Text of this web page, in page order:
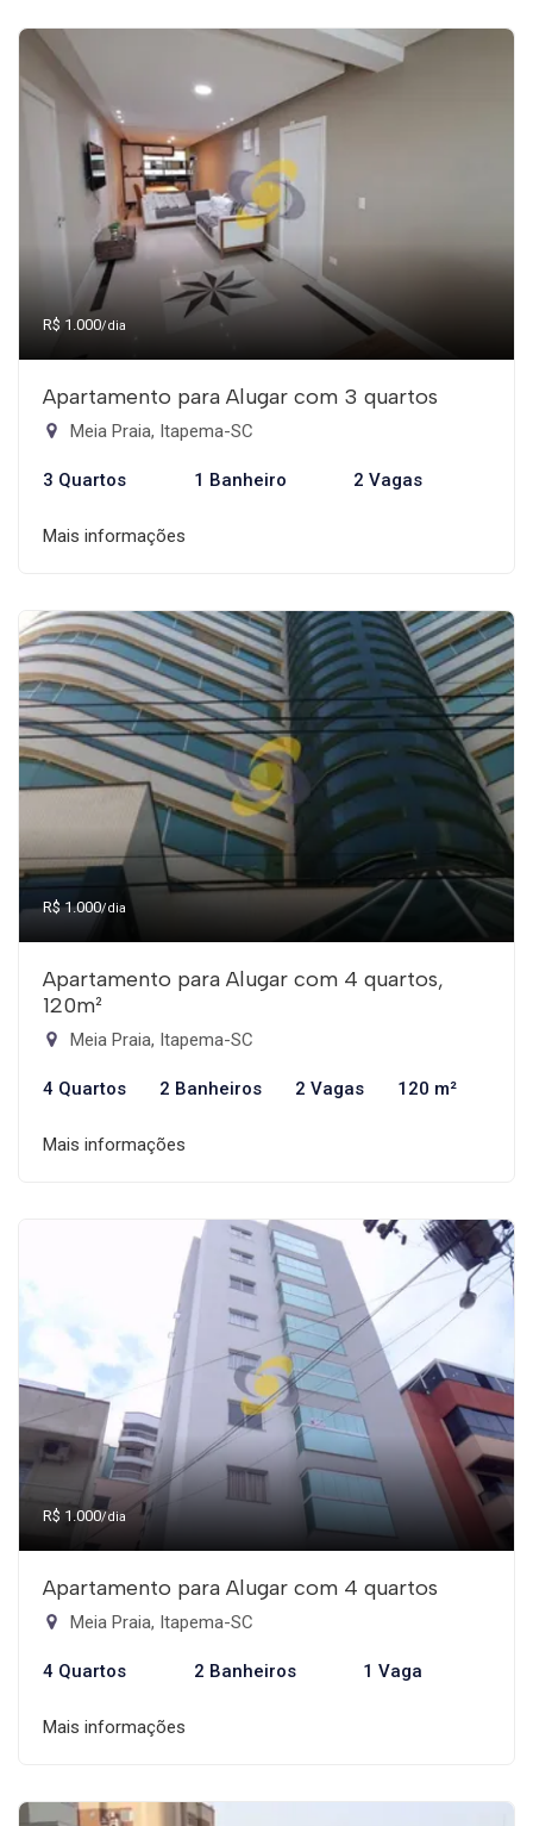
R$ 1.000/dia
Apartamento para Alugar com 3 quartos
Meia Praia, Itapema-SC
3 Quartos 1 Banheiro 2 Vagas
Mais informações
R$ 1.000/dia
Apartamento para Alugar com 4 quartos,
120m²
Meia Praia, Itapema-SC
4 Quartos 2 Banheiros 2 Vagas 120 m²
Mais informações
R$ 1.000/dia
Apartamento para Alugar com 4 quartos
Meia Praia, Itapema-SC
4 Quartos 2 Banheiros 1 Vaga
Mais informações